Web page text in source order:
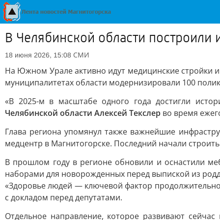
В Челябинской области
18 июня 2026, 15:08 СМИ
На Южном Урале активно идут медицинские стройки
муниципалитетах области модернизировали 100
«В 2025-м в масштабе одного года достигли
Челябинской области Алексей Текслер во время
Глава региона упомянул также важнейшие
медцентр в Магнитогорске. Последний начали
В прошлом году в регионе обновили и оснастили
наборами для новорожденных перед выпиской из
«Здоровье людей — ключевой фактор
с докладом перед депутатами.
Отдельное направление, которое развивают